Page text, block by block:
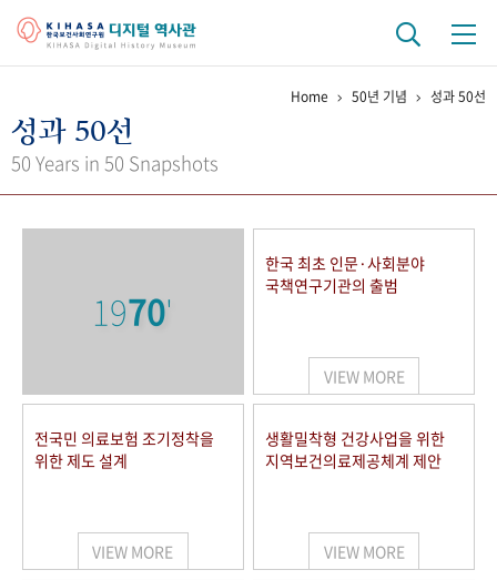
걸어온 길 기관 변천사
키워드로 보는 연구 역사
연구자들
사진 아카이브 문서 기록물 행정박물 영상 기록물
50+1 주년 기념
세계와 함께 한 KIHASA
Home 50년 기념 성과 50선
성과 50선
50 Years in 50 Snapshots
1970'
한국 최초 인문·사회분야
국책연구기관의 출범
VIEW MORE
전국민 의료보험 조기정착을
위한 제도 설계
VIEW MORE
생활밀착형 건강사업을 위한
지역보건의료제공체계 제안
VIEW MORE